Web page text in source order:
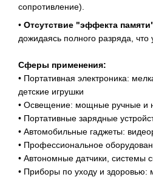
сопротивление).
• Отсутствие "эффекта
дожидаясь полного разряда, что
Сферы применения:
• Портативная электроника:
детские игрушки
• Освещение: мощные ручные и
• Портативные зарядные
• Автомобильные гаджеты:
• Профессиональное
• Автономные датчики, системы
• Приборы по уходу и здоровью: